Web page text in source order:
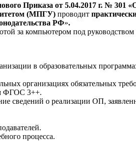
Приказа от 5.04.2017 г. № 301
(МПГУ) проводит
РФ».
за компьютером под руководством
в образовательных
организациях
ФГОС 3++.
сведений о реализации ОП,
процесса.